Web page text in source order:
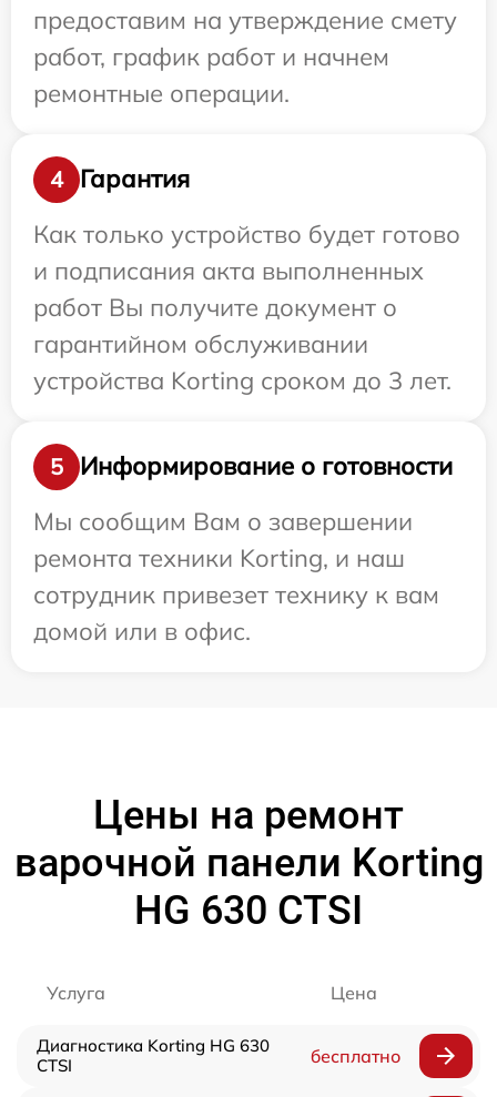
предоставим на утверждение смету
работ, график работ и начнем
ремонтные операции.
4
Гарантия
Как только устройство будет готово
и подписания акта выполненных
работ Вы получите документ о
гарантийном обслуживании
устройства Korting сроком до 3 лет.
5
Информирование о готовности
Мы сообщим Вам о завершении
ремонта техники Korting, и наш
сотрудник привезет технику к вам
домой или в офис.
Цены на ремонт
варочной панели Korting
HG 630 CTSI
Услуга Цена
Диагностика Korting HG 630
CTSI
бесплатно